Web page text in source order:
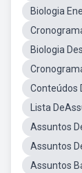
Biologia
Biologia
Conteúdos
Lista
Assuntos
Assuntos
Assuntos